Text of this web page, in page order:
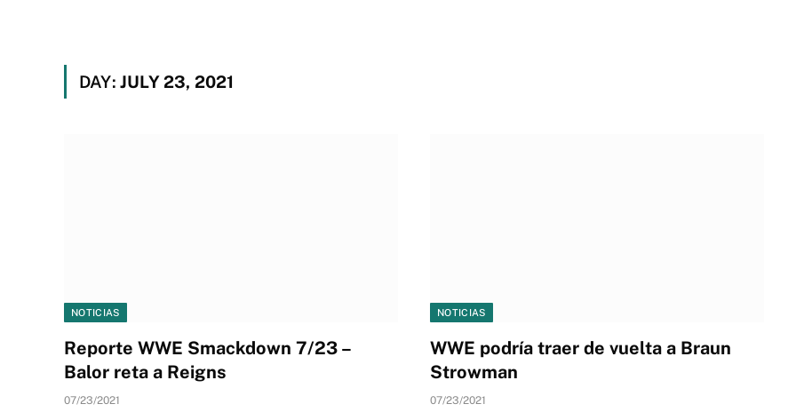
DAY: JULY 23, 2021
NOTICIAS
Reporte WWE Smackdown 7/23 –
Balor reta a Reigns
07/23/2021
NOTICIAS
WWE podría traer de vuelta a Braun
Strowman
07/23/2021